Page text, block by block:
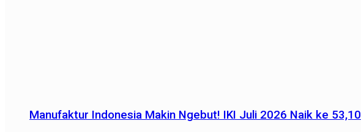
Manufaktur Indonesia Makin Ngebut! IKI Juli 2026 Naik ke 53,10